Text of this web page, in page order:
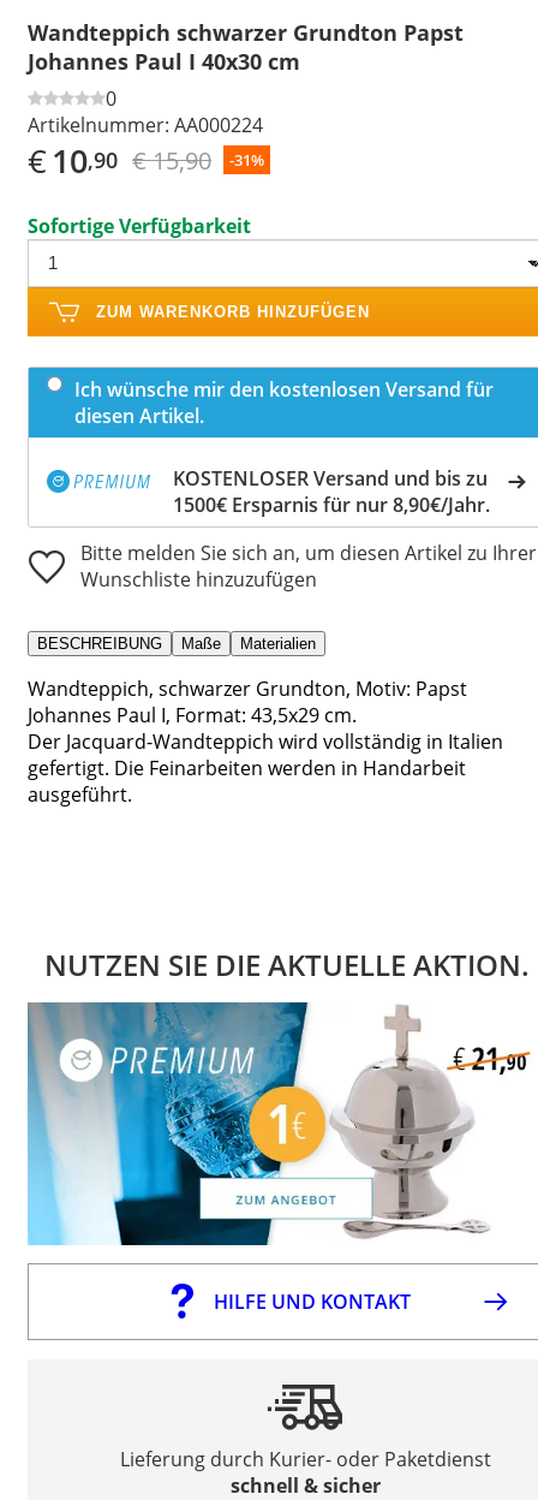
Wandteppich schwarzer Grundton Papst
Johannes Paul I 40x30 cm
0
Artikelnummer: AA000224
€10,90 € 15,90 -31%
Sofortige Verfügbarkeit
ZUM WARENKORB HINZUFÜGEN
Ich wünsche mir den kostenlosen Versand für
diesen Artikel.
KOSTENLOSER Versand und bis zu
1500€ Ersparnis für nur 8,90€/Jahr.
Bitte melden Sie sich an, um diesen Artikel zu Ihrer
Wunschliste hinzuzufügen
BESCHREIBUNG Maße Materialien
Wandteppich, schwarzer Grundton, Motiv: Papst
Johannes Paul I, Format: 43,5x29 cm.
Der Jacquard-Wandteppich wird vollständig in Italien
gefertigt. Die Feinarbeiten werden in Handarbeit
ausgeführt.
NUTZEN SIE DIE AKTUELLE AKTION.
HILFE UND KONTAKT
Lieferung durch Kurier- oder Paketdienst
schnell & sicher